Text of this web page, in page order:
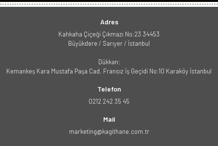
Adres
Kahkaha Çiçeği Çıkmazı No:23 34453
Büyükdere / Sarıyer / İstanbul
Dükkan:
Kemankeş Kara Mustafa Paşa Cad. Fransız İş Geçidi No:10 Karaköy İstanbul
Telefon
0212 242 35 45
Mail
marketing@kagithane.com.tr